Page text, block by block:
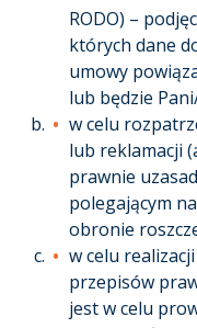
RODO) –
których dane
umowy
lub będzie
w celu
lub reklamacji
prawnie
polegającym
obronie
w celu
przepisów
jest w celu